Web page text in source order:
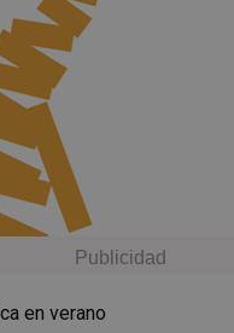
en verano